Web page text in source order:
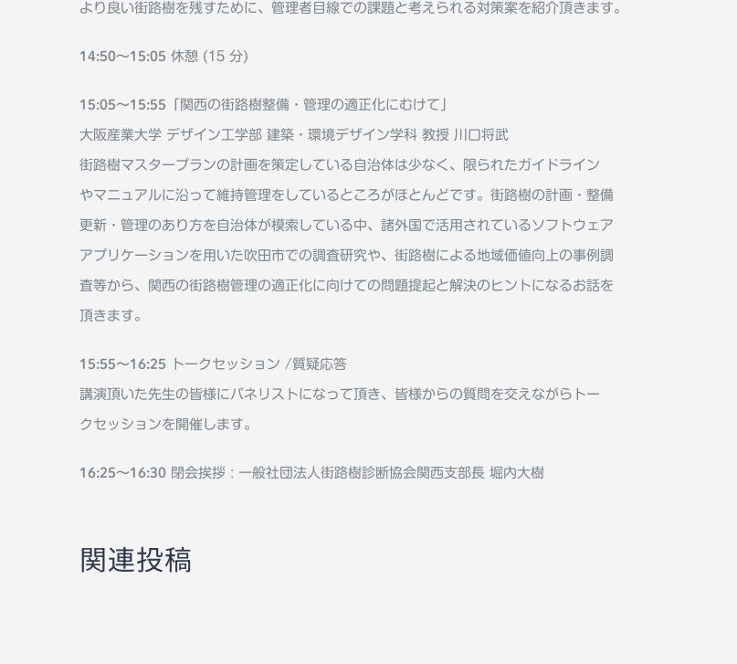
より良い街路樹を残すために、管理者目線での課題と考えられる対策案を紹介頂きます。
14:50〜15:05 休憩 (15 分)
15:05〜15:55 「関⻄の街路樹整備・管理の適正化にむけて」
大阪産業大学 デザイン工学部 建築・環境デザイン学科 教授 川口将武
街路樹マスタープランの計画を策定している自治体は少なく、限られたガイドライン
やマニュアルに沿って維持管理をしているところがほとんどです。街路樹の計画・整備
更新・管理のあり方を自治体が模索している中、諸外国で活用されているソフトウェア
アプリケーションを用いた吹田市での調査研究や、街路樹による地域価値向上の事例調
査等から、関⻄の街路樹管理の適正化に向けての問題提起と解決のヒントになるお話を
頂きます。
15:55〜16:25 トークセッション /質疑応答
講演頂いた先生の皆様にパネリストになって頂き、皆様からの質問を交えながらトー
クセッションを開催します。
16:25〜16:30 閉会挨拶 : 一般社団法人街路樹診断協会関⻄支部⻑ 堀内大樹
関連投稿